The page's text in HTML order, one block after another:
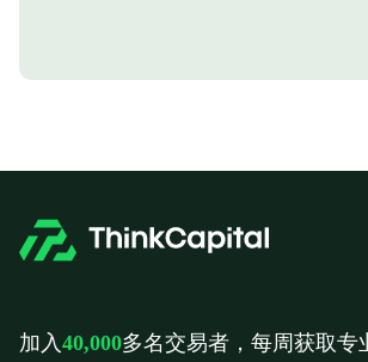
加入40,000多名交易者，每周获取专